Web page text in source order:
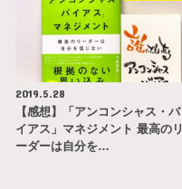
2019.5.28
【感想】「アンコンシャス・バ
イアス」マネジメント 最高のリ
ーダーは自分を…